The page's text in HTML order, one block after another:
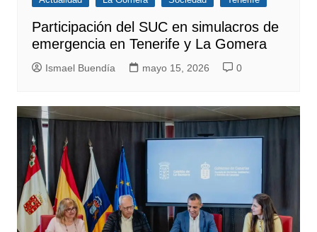
Participación del SUC en simulacros de
emergencia en Tenerife y La Gomera
Ismael Buendía mayo 15, 2026 0